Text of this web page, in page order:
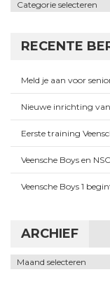
Categorieën
RECENTE
Meld je aan voor
Nieuwe inrichting
Eerste training
Veensche Boys en
Veensche Boys 1
ARCHIEF
Archief